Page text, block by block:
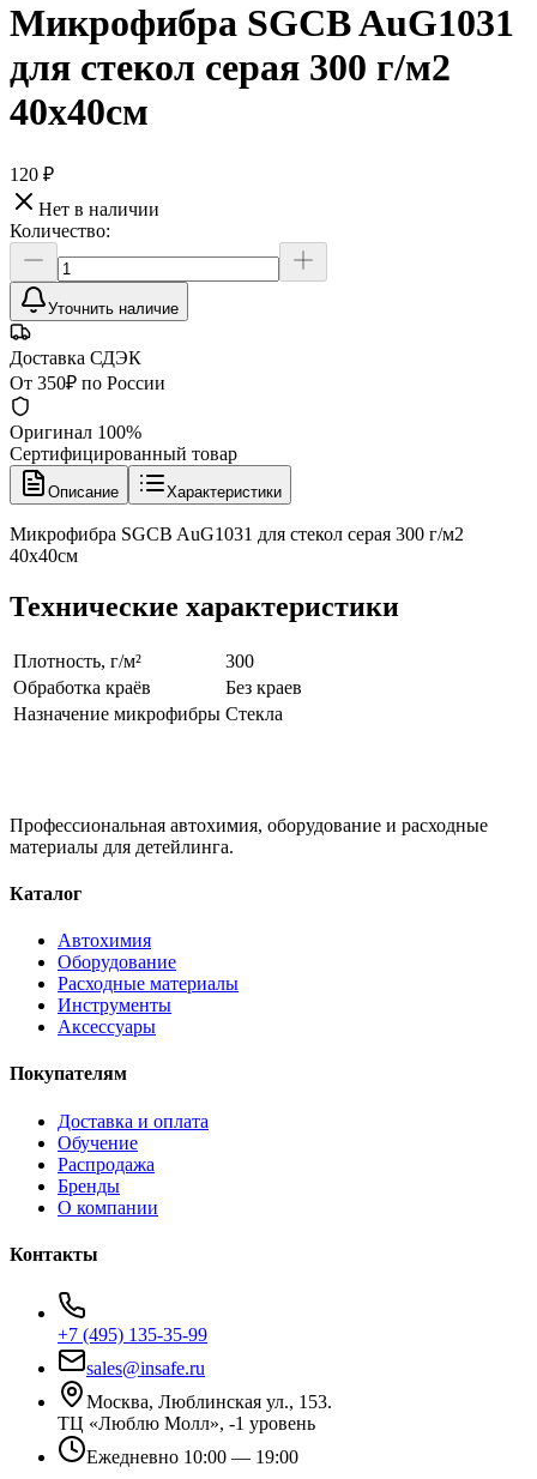
Микрофибра SGCB AuG1031
для стекол серая 300 г/м2
40х40см
120 ₽
Нет в наличии
Количество:
Уточнить наличие
Доставка СДЭК
От 350₽ по России
Оригинал 100%
Сертифицированный товар
Описание Характеристики
Микрофибра SGCB AuG1031 для стекол серая 300 г/м2
40х40см
Технические характеристики
Плотность, г/м²
300
Обработка краёв
Без краев
Назначение микрофибры Стекла
Профессиональная автохимия, оборудование и расходные
материалы для детейлинга.
Каталог
Автохимия
Оборудование
Расходные материалы
Инструменты
Аксессуары
Покупателям
Доставка и оплата
Обучение
Распродажа
Бренды
О компании
Контакты
+7 (495) 135-35-99
sales@insafe.ru
Москва, Люблинская ул., 153.
ТЦ «Люблю Молл», -1 уровень
Ежедневно 10:00 — 19:00